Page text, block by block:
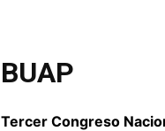
BUAP
Tercer Congreso